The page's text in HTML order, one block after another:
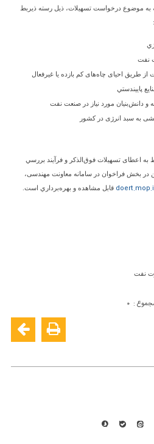
به موضوع درخواست تسهیلات، ذيل رسته‌ ذیربط
نفت
از طریق احیای چاه‌های کم بازده یا غیرفعال
پاييندستي
و دانش‌بنیان مورد نیاز در صنعت نفت
به سبد انرژی در کشور
به اعطای تسهیلات فوق‌الذکر و فرآيند بررسي
در بخش فراخوان در سامانه معاونت مهندسی،
قابل مشاهده و بهره‌برداري است
نفت
: ۰